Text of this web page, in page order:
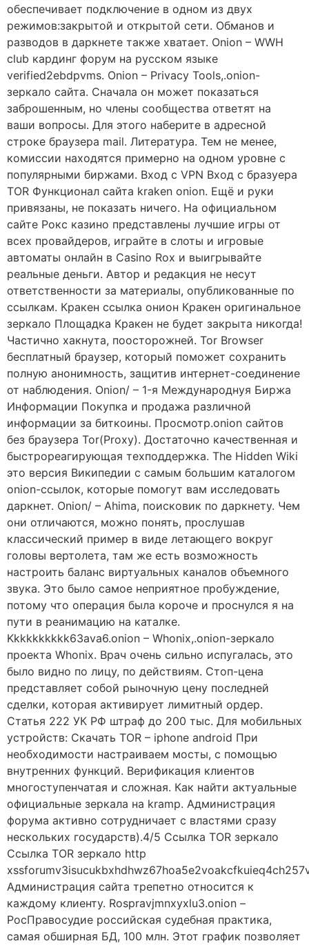
обеспечивает подключение в одном из двух
режимов:закрытой и открытой сети. Обманов и
разводов в даркнете также хватает. Onion – WWH
club кардинг форум на русском языке
verified2ebdpvms. Onion – Privacy Tools,.onion-
зеркало сайта. Сначала он может показаться
заброшенным, но члены сообщества ответят на
ваши вопросы. Для этого наберите в адресной
строке браузера mail. Литература. Тем не менее,
комиссии находятся примерно на одном уровне с
популярными биржами. Вход с VPN Вход с бразуера
TOR Функционал сайта kraken onion. Ещё и руки
привязаны, не показать ничего. На официальном
сайте Рокс казино представлены лучшие игры от
всех провайдеров, играйте в слоты и игровые
автоматы онлайн в Casino Rox и выигрывайте
реальные деньги. Автор и редакция не несут
ответственности за материалы, опубликованные по
ссылкам. Кракен ссылка онион Кракен оригинальное
зеркало Площадка Кракен не будет закрыта никогда!
Частично хакнута, поосторожней. Tor Browser
бесплатный браузер, который поможет сохранить
полную анонимность, защитив интернет-соединение
от наблюдения. Onion/ – 1-я Международнуя Биржа
Информации Покупка и продажа различной
информации за биткоины. Просмотр.onion сайтов
без браузера Tor(Proxy). Достаточно качественная и
быстрореагирующая техподдержка. The Hidden Wiki
это версия Википедии с самым большим каталогом
onion-ссылок, которые помогут вам исследовать
даркнет. Onion/ – Ahima, поисковик по даркнету. Чем
они отличаются, можно понять, прослушав
классический пример в виде летающего вокруг
головы вертолета, там же есть возможность
настроить баланс виртуальных каналов объемного
звука. Это было самое неприятное пробуждение,
потому что операция была короче и проснулся я на
пути в реанимацию на каталке.
Kkkkkkkkkk63ava6.onion – Whonix,.onion-зеркало
проекта Whonix. Врач очень сильно испугалась, это
было видно по лицу, по действиям. Стоп-цена
представляет собой рыночную цену последней
сделки, которая активирует лимитный ордер.
Статья 222 УК РФ штраф до 200 тыс. Для мобильных
устройств: Скачать TOR – iphone android При
необходимости настраиваем мосты, с помощью
внутренних функций. Верификация клиентов
многоступенчатая и сложная. Как найти актуальные
официальные зеркала на kramp. Администрация
форума активно сотрудничает с властями сразу
нескольких государств).4/5 Ссылка TOR зеркало
Ссылка TOR зеркало http
Администрация сайта трепетно относится к
каждому клиенту. Rospravjmnxyxlu3.onion –
РосПравосудие российская судебная практика,
самая обширная БД, 100 млн. Этот график позволяет